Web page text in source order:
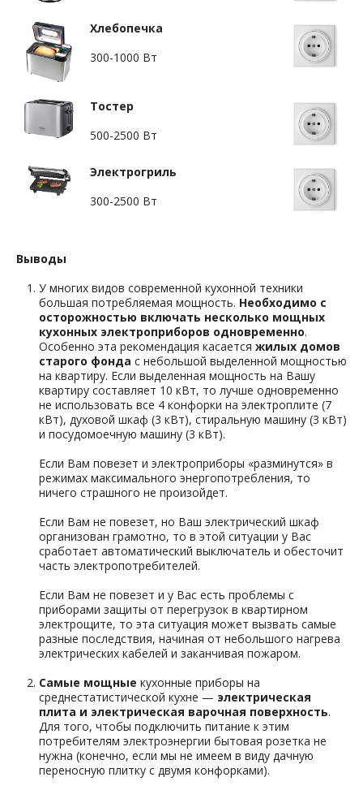
Хлебопечка
300-1000 Вт
Тостер
500-2500 Вт
Электрогриль
300-2500 Вт
Выводы
У многих видов современной кухонной техники
большая потребляемая мощность. Необходимо с
осторожностью включать несколько мощных
кухонных электроприборов одновременно.
Особенно эта рекомендация касается жилых домов
старого фонда с небольшой выделенной мощностью
на квартиру. Если выделенная мощность на Вашу
квартиру составляет 10 кВт, то лучше одновременно
не использовать все 4 конфорки на электроплите (7
кВт), духовой шкаф (3 кВт), стиральную машину (3 кВт)
и посудомоечную машину (3 кВт).
Если Вам повезет и электроприборы «разминутся» в
режимах максимального энергопотребления, то
ничего страшного не произойдет.
Если Вам не повезет, но Ваш электрический шкаф
организован грамотно, то в этой ситуации у Вас
сработает автоматический выключатель и обесточит
часть электропотребителей.
Если Вам не повезет и у Вас есть проблемы с
приборами защиты от перегрузок в квартирном
электрощите, то эта ситуация может вызвать самые
разные последствия, начиная от небольшого нагрева
электрических кабелей и заканчивая пожаром.
Самые мощные кухонные приборы на
среднестатистической кухне — электрическая
плита и электрическая варочная поверхность.
Для того, чтобы подключить питание к этим
потребителям электроэнергии бытовая розетка не
нужна (конечно, если мы не имеем в виду дачную
переносную плитку с двумя конфорками).